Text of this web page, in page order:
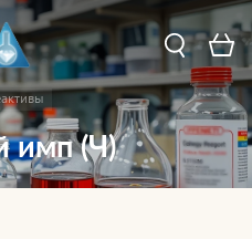
имп (Ч)